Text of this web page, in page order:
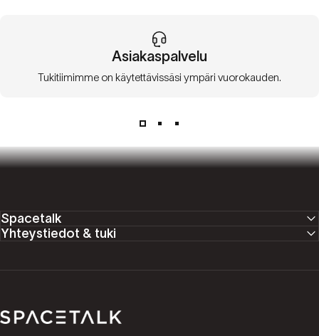
Asiakaspalvelu
Tukitiimimme on käytettävissäsi ympäri vuorokauden.
Spacetalk
Yhteystiedot & tuki
Spacetalk